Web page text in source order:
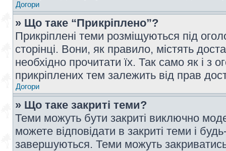
Догори
» Що таке “Прикріплено”?
Прикріплені теми розміщуються під
сторінці. Вони, як правило, містять
необхідно прочитати їх. Так само як і
прикріплених тем залежить від прав
Догори
» Що таке закриті теми?
Теми можуть бути закриті виключно
можете відповідати в закриті теми і
завершуються. Теми можуть